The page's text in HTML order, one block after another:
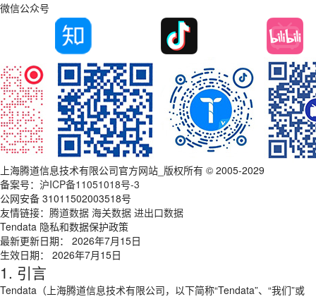
微信公众号
上海腾道信息技术有限公司官方网站_版权所有 © 2005-2029
备案号： 沪ICP备11051018号-3
公网安备 31011502003518号
友情链接： 腾道数据 海关数据 进出口数据
Tendata 隐私和数据保护政策
最新更新日期： 2026年7月15日
生效日期： 2026年7月15日
1. 引言
Tendata（上海腾道信息技术有限公司，以下简称“Tendata”、“我们”或